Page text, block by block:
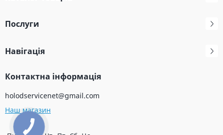
Послуги
Навігація
Контактна інформація
holodservicenet@gmail.com
Наш магазин